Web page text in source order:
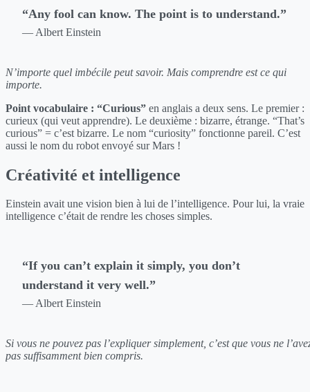
“Any fool can know. The point is to understand.”
— Albert Einstein
N’importe quel imbécile peut savoir. Mais comprendre est ce qui
importe.
Point vocabulaire : “Curious” en anglais a deux sens. Le premier :
curieux (qui veut apprendre). Le deuxième : bizarre, étrange. “That’s
curious” = c’est bizarre. Le nom “curiosity” fonctionne pareil. C’est
aussi le nom du robot envoyé sur Mars !
Créativité et intelligence
Einstein avait une vision bien à lui de l’intelligence. Pour lui, la vraie
intelligence c’était de rendre les choses simples.
“If you can’t explain it simply, you don’t
understand it very well.”
— Albert Einstein
Si vous ne pouvez pas l’expliquer simplement, c’est que vous ne
pas suffisamment bien compris.